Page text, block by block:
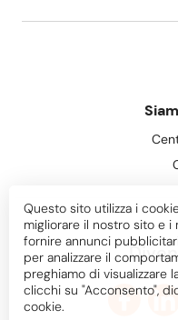
Questo sito utilizza i
migliorare il nostro sito e i
fornire annunci
per analizzare il
preghiamo di visualizzare
clicchi su "Acconsento",
cookie.